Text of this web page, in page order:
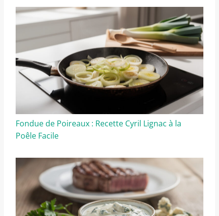
Fondue de Poireaux : Recette Cyril Lignac à la
Poêle Facile